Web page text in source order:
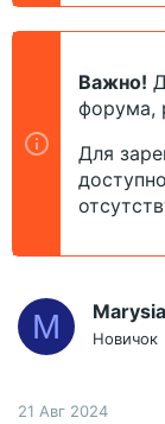
Важно!
форума,
Для
M Marysia
Новичок
21 Авг 2024